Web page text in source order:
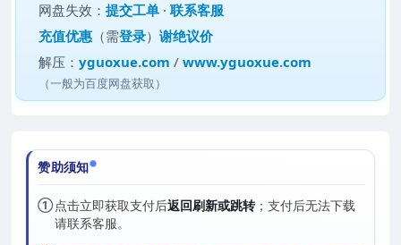
网盘失效：提交工单 ·联系客服
充值优惠 （需登录）谢绝议价
解压：yguoxue.com /www.yguoxue.com
（一般为百度网盘获取）
赞助须知
①点击立即获取支付后返回刷新或跳转；支付后无法下载
请联系客服。